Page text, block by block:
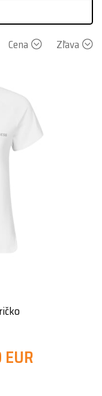
Cena Zľava